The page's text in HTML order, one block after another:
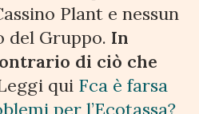
Plant e nessun
del Gruppo. In
di ciò che
qui Fca è farsa
per l’Ecotassa?